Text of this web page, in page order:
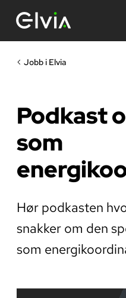
Jobb i Elvia
Podkast
som
Hør podkasten
snakker om den
som